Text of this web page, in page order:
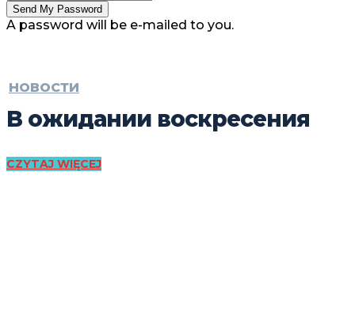
A password will be e-mailed to you.
НОВОСТИ
В ожидании воскресения
CZYTAJ WIĘCEJ